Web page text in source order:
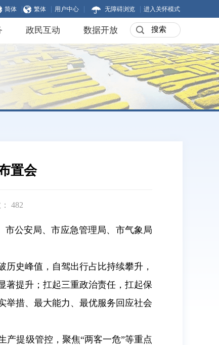
简体 繁体 用户中心 无障碍浏览 进入关怀模式
政民互动 数据开放
置会
482
市公安局、市应急管理局、市气象局
史峰值，自驾出行占比持续攀升，
著提升；扛起三重政治责任，扛起保
举措、最大能力、最优服务回应社会
产提级管控，聚焦“两客一危”等重点